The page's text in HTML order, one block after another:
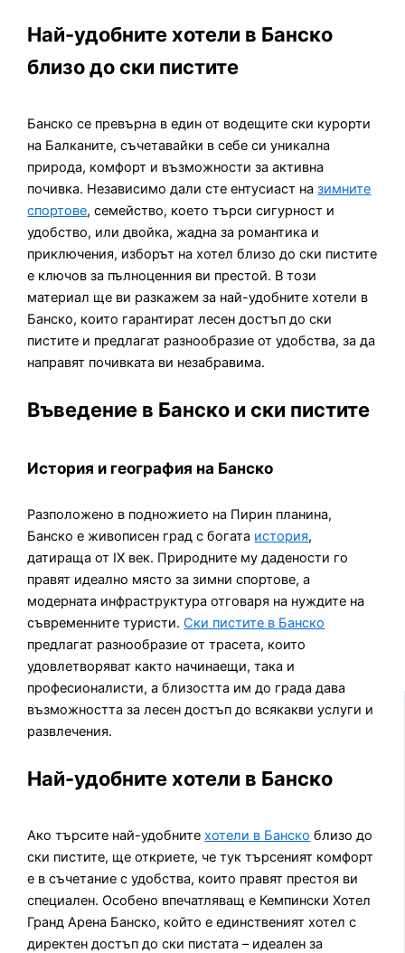
Най-удобните хотели в Банско
близо до ски пистите
Банско се превърна в един от водещите ски курорти
на Балканите, съчетавайки в себе си уникална
природа, комфорт и възможности за активна
почивка. Независимо дали сте ентусиаст назимните
спортове, семейство, което търси сигурност и
удобство, или двойка, жадна за романтика и
приключения, изборът на хотел близо до ски пистите
е ключов за пълноценния ви престой. В този
материал ще ви разкажем за най-удобните хотели в
Банско, които гарантират лесен достъп до ски
пистите и предлагат разнообразие от удобства, за да
направят почивката ви незабравима.
Въведение в Банско и ски пистите
История и география на Банско
Разположено в подножието на Пирин планина,
Банско е живописен град с богата история,
датираща от IX век. Природните му дадености го
правят идеално място за зимни спортове, а
модерната инфраструктура отговаря на нуждите на
съвременните туристи.Ски пистите в Банско
предлагат разнообразие от трасета, които
удовлетворяват както начинаещи, така и
професионалисти, а близостта им до града дава
възможността за лесен достъп до всякакви услуги и
развлечения.
Най-удобните хотели в Банско
Ако търсите най-удобнитехотели в Банско близо до
ски пистите, ще откриете, че тук търсеният комфорт
е в съчетание с удобства, които правят престоя ви
специален. Особено впечатляващ е Кемпински Хотел
Гранд Арена Банско, който е единственият хотел с
директен достъп до ски пистата – идеален за